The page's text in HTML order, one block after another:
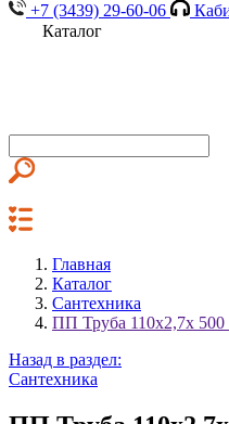
+7 (3439) 29-60-06
Каталог
Главная
Каталог
Сантехника
ПП Труба 110х2,7х 500
Назад в раздел:
Сантехника